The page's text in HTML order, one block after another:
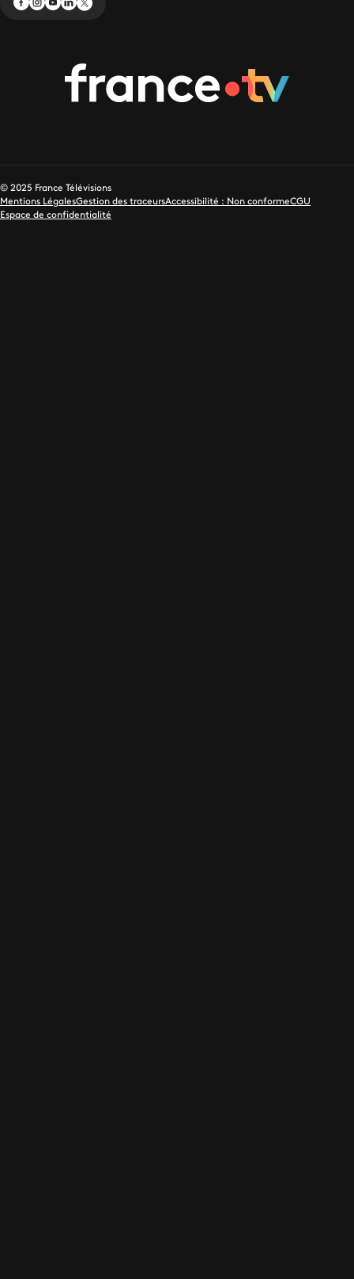
© 2025 France Télévisions
Mentions LégalesGestion des traceursAccessibilité : Non conformeCGU
Espace de confidentialité